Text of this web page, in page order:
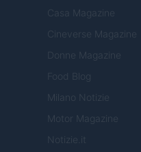
Casa Magazine
Cineverse Magazine
Donne Magazine
Food Blog
Milano Notizie
Motor Magazine
Notizie.it